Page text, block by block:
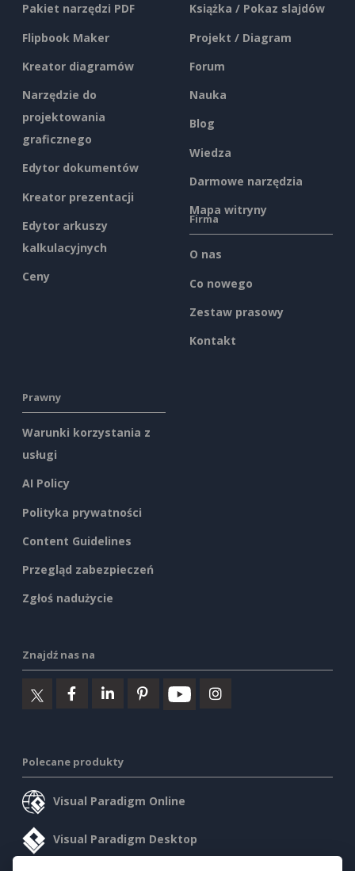
Pakiet narzędzi PDF
Flipbook Maker
Kreator diagramów
Narzędzie do
projektowania
graficznego
Edytor dokumentów
Kreator prezentacji
Edytor arkuszy
kalkulacyjnych
Ceny
Książka / Pokaz slajdów
Projekt / Diagram
Forum
Nauka
Blog
Wiedza
Darmowe narzędzia
Mapa witryny
Firma
O nas
Co nowego
Zestaw prasowy
Kontakt
Prawny
Warunki korzystania z
usługi
AI Policy
Polityka prywatności
Content Guidelines
Przegląd zabezpieczeń
Zgłoś nadużycie
Znajdź nas na
Polecane produkty
Visual Paradigm Online
Visual Paradigm Desktop